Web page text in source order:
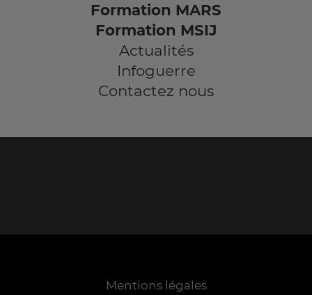
Formation MARS
Formation MSIJ
Actualités
Infoguerre
Contactez nous
Mentions légales